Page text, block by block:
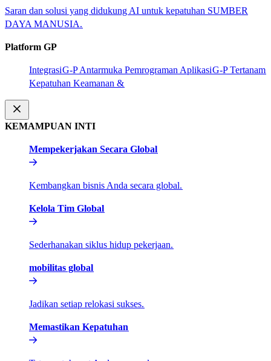
Saran dan solusi yang didukung AI untuk kepatuhan SUMBER
DAYA MANUSIA.​​
Platform GP​​
Integrasi​​G-P Antarmuka Pemrograman Aplikasi​​G-P Tertanam​​
Kepatuhan Keamanan &​​
KEMAMPUAN INTI​​
Mempekerjakan Secara Global​​
Kembangkan bisnis Anda secara global.​​
Kelola Tim Global​​
Sederhanakan siklus hidup pekerjaan.​​
mobilitas global​​
Jadikan setiap relokasi sukses.​​
Memastikan Kepatuhan​​